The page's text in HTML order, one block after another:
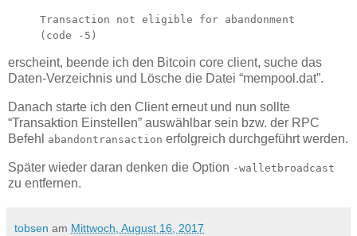
Transaction not eligible for abandonment
(code -5)
erscheint, beende ich den Bitcoin core client, suche das
Daten-Verzeichnis und Lösche die Datei “mempool.dat”.
Danach starte ich den Client erneut und nun sollte
“Transaktion Einstellen” auswählbar sein bzw. der RPC
Befehl
abandontransaction erfolgreich durchgeführt werden.
Später wieder daran denken die Option -walletbroadcast
zu entfernen.
tobsen am Mittwoch, August 16, 2017